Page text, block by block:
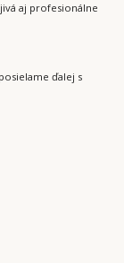
aj profesionálne
ďalej s